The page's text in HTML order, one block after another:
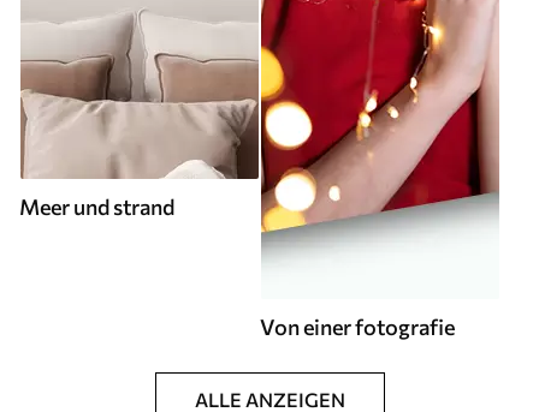
Meer und strand
Von einer fotografie
ALLE ANZEIGEN